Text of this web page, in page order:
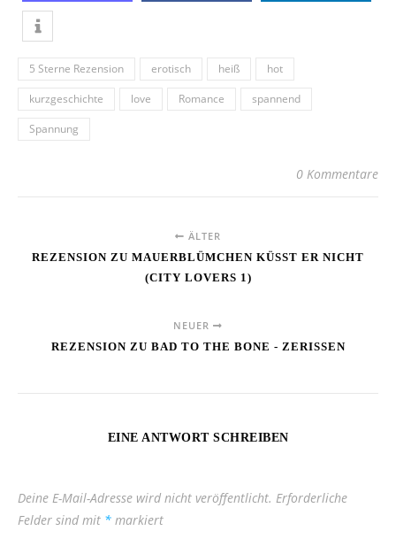
5 Sterne Rezension erotisch heiß
hot
kurzgeschichte
love Romance
spannend
Spannung
0 Kommentare
ÄLTER
REZENSION ZU MAUERBLÜMCHEN KÜSST ER NICHT
(CITY LOVERS 1)
NEUER
REZENSION ZU BAD TO THE BONE - ZERISSEN
EINE ANTWORT SCHREIBEN
Deine E-Mail-Adresse wird nicht veröffentlicht. Erforderliche
Felder sind mit * markiert